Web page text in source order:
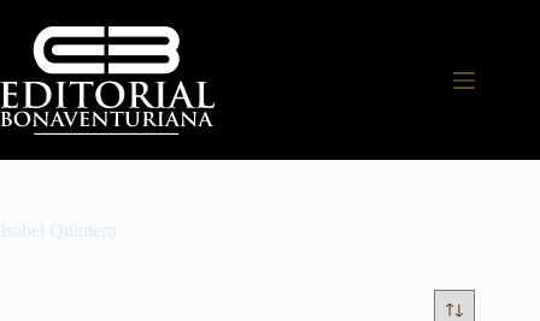
Isabel Quintero